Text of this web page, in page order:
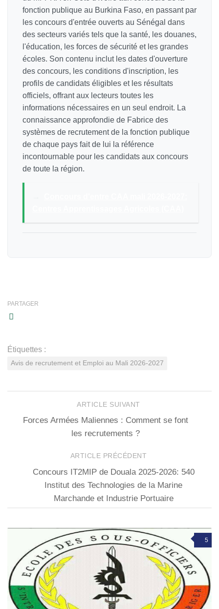
fonction publique au Burkina Faso, en passant par
les concours d'entrée ouverts au Sénégal dans
des secteurs variés tels que la santé, les douanes,
l'éducation, les forces de sécurité et les grandes
écoles. Son contenu inclut les dates d'ouverture
des concours, les conditions d'inscription, les
profils de candidats éligibles et les résultats
officiels, offrant aux lecteurs toutes les
informations nécessaires en un seul endroit. La
connaissance approfondie de Fabrice des
systèmes de recrutement de la fonction publique
de chaque pays fait de lui la référence
incontournable pour les candidats aux concours
de toute la région.
PARTAGER
Étiquettes :
Avis de recrutement et Emploi au Mali 2026-2027
ARTICLE SUIVANT
Forces Armées Maliennes : Comment se font
les recrutements ?
ARTICLE PRÉCÉDENT
Concours IT2MIP de Douala 2025-2026: 540
Institut des Technologies de la Marine
Marchande et Industrie Portuaire
5